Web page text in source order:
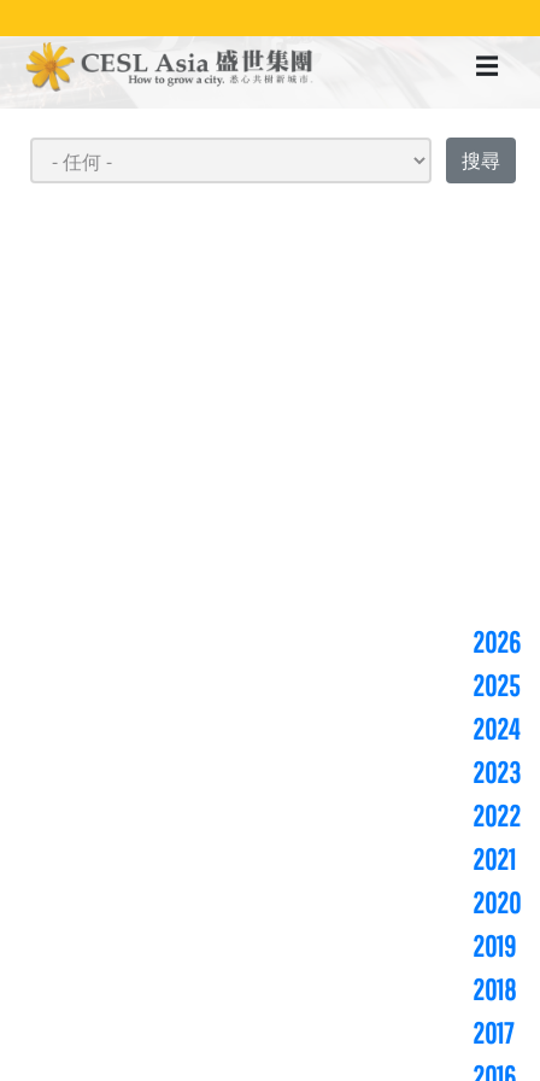
至
2026
2025
2024
2023
2022
2021
2020
2019
2018
2017